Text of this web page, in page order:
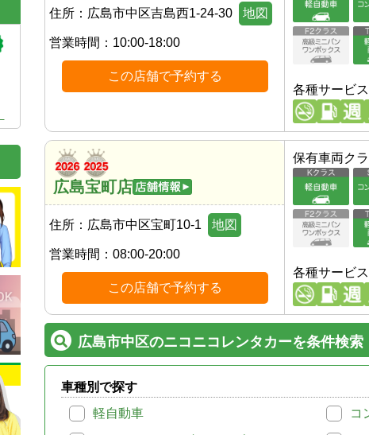
住所： 広島市中区吉島西1-24-30 地図
営業時間： 10:00-18:00
この店舗で予約する
各種サービス
広島宝町店
住所： 広島市中区宝町10-1 地図
営業時間： 08:00-20:00
この店舗で予約する
保有車両ク
各種サービス
広島市中区のニコニコレンタカーを条件検索
車種別で探す
軽自動車
コ